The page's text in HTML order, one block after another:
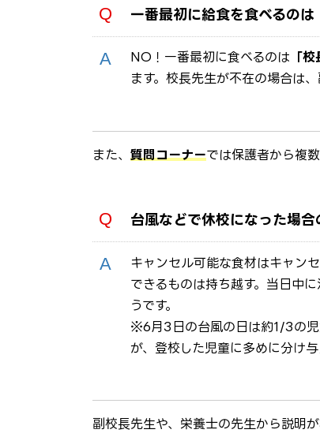
一番最初に給食を食べるのは
NO！一番最初に食べるのは 「
ます。校長先生が不在の場合は
また、 質問コーナーでは保護者から複
台風などで休校になった場
キャンセル可能な食材はキャン
できるものは持ち越す。当日中
うです。
※6月3日の台風の日は約1/3の児
が、登校した児童に多めに分け与
副校長先生や、栄養士の先生から説明